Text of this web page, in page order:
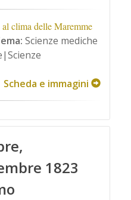
clima delle Maremme
Scienze mediche
Scheda e immagini
1823